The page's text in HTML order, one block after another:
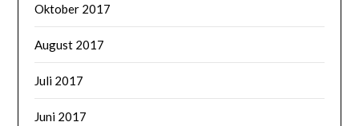
Oktober 2017
August 2017
Juli 2017
Juni 2017